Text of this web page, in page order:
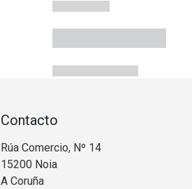
Contacto
Rúa Comercio, Nº 14
15200 Noia
A Coruña